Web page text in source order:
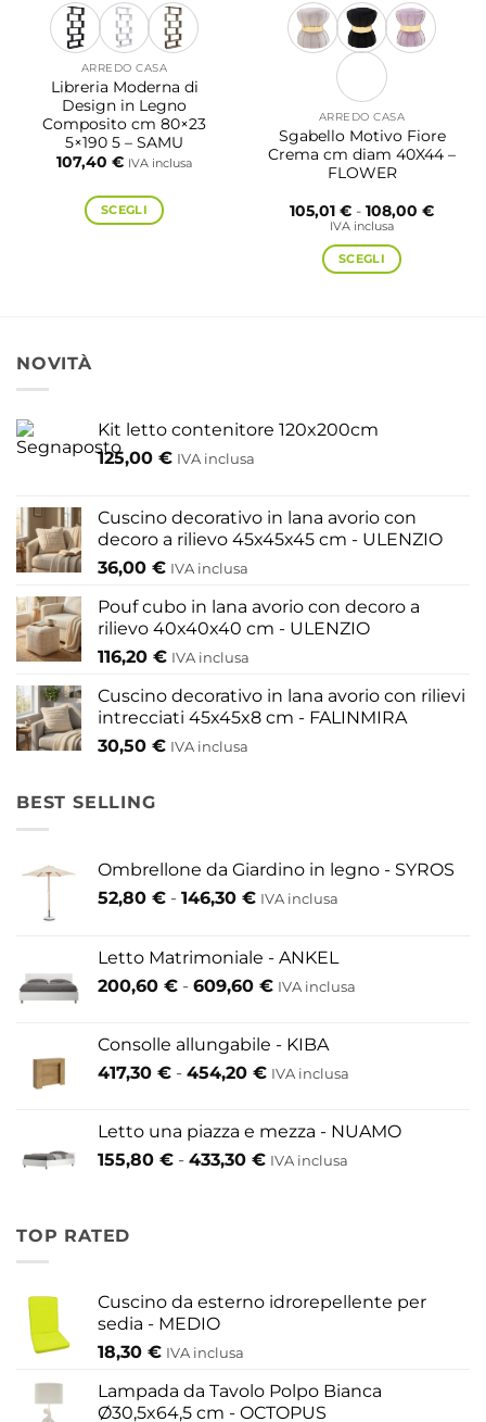
del
prodotto
ARREDO CASA
Libreria Moderna di
Design in Legno
Composito cm 80×23
5×190 5 – SAMU
107,40 € IVA inclusa
SCEGLI
scelte
nella
del
prodotto
ARREDO CASA
Sgabello Motivo Fiore
Crema cm diam 40X44 –
FLOWER
105,01 € - 108,00 €Fascia
IVA inclusa
SCEGLI
nella
pagina
NOVITÀ
Kit letto contenitore 120x200cm
125,00 € IVA inclusa
Cuscino decorativo in lana avorio con
decoro a rilievo 45x45x45 cm - ULENZIO
36,00 € IVA inclusa
Pouf cubo in lana avorio con decoro a
rilievo 40x40x40 cm - ULENZIO
116,20 € IVA inclusa
Cuscino decorativo in lana avorio con rilievi
intrecciati 45x45x8 cm - FALINMIRA
30,50 € IVA inclusa
BEST SELLING
Ombrellone da Giardino in legno - SYROS
52,80 € - 146,30 €Fascia
da
52,80 €
146,30 €
IVA inclusa
Letto Matrimoniale - ANKEL
200,60 € - 609,60 €Fascia
da
200,60 €
609,60 €
IVA inclusa
Consolle allungabile - KIBA
417,30 € - 454,20 €Fascia
da
417,30 €
IVA inclusa
Letto una piazza e mezza - NUAMO
155,80 € - 433,30 €Fascia
433,30 €
IVA inclusa
TOP RATED
Cuscino da esterno idrorepellente per
sedia - MEDIO
18,30 € IVA inclusa
Lampada da Tavolo Polpo Bianca
Ø30,5x64,5 cm - OCTOPUS